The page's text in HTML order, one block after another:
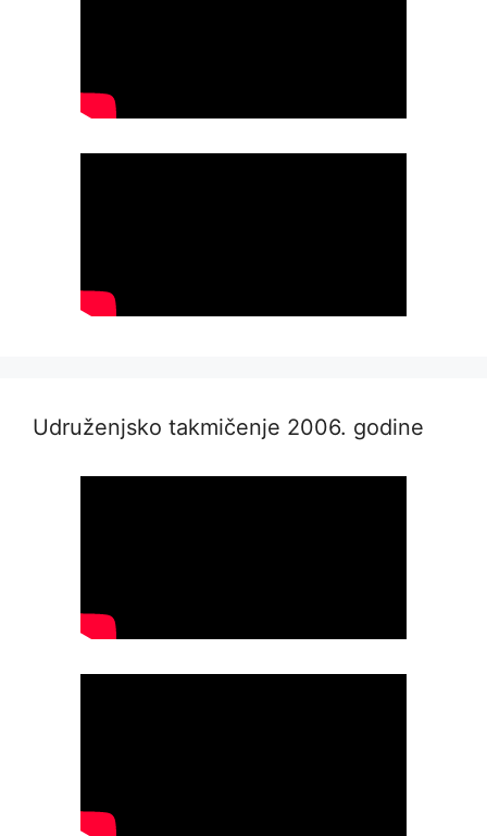
Udruženjsko takmičenje 2006. godine